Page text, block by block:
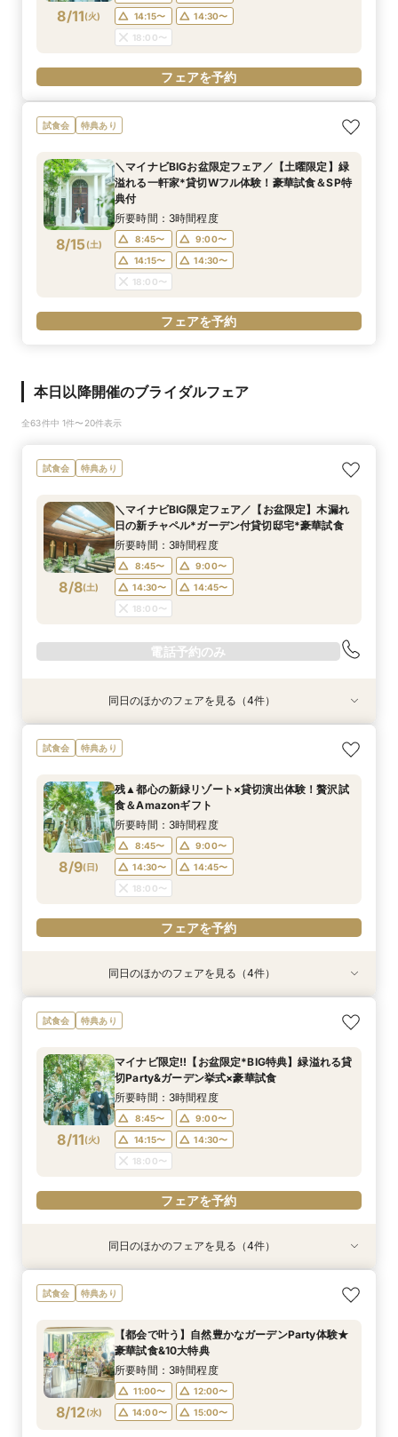
8/11(火)
14:15〜
14:30〜
18:00〜
フェアを予約
試食会 特典あり
8/15(土)
＼マイナビBIGお盆限定フェア／【土曜限定】緑
溢れる一軒家*貸切Wフル体験！豪華試食＆SP特
典付
所要時間：3時間程度
8:45〜
9:00〜
14:15〜
14:30〜
18:00〜
フェアを予約
本日以降開催のブライダルフェア
全63件中 1件〜20件表示
試食会 特典あり
8/8(土)
＼マイナビBIG限定フェア／【お盆限定】木漏れ
日の新チャペル*ガーデン付貸切邸宅*豪華試食
所要時間：3時間程度
8:45〜
9:00〜
14:30〜
14:45〜
18:00〜
電話予約のみ
特典あり 動画あり
8/8(土)
【ガーデン挙式希望の方】都心で叶う海外ウエ
ディング体感×試食
8:45〜
9:00〜
14:30〜
14:45〜
18:00〜
電話予約のみ
特典あり
8/8(土)
初見学でも安心◎「即決なし」アップ額が少ない
新プラン×試食付
8:45〜
9:00〜
14:30〜
14:45〜
18:00〜
電話予約のみ
特典あり
8/8(土)
【料理ランクUP特典付】シェフ渾身和牛コース
試食×料理演出体験
8:45〜
9:00〜
14:30〜
14:45〜
18:00〜
電話予約のみ
特典あり
8/8(土)
≪大好評！ペットとの結婚式≫ペットも安心まる
ごと相談*特典付
8:45〜
9:00〜
14:30〜
14:45〜
18:00〜
電話予約のみ
同日のほかのフェアを見る（4件）
試食会 特典あり
8/9(日)
残▲都心の新緑リゾート×貸切演出体験！贅沢試
食＆Amazonギフト
所要時間：3時間程度
8:45〜
9:00〜
14:30〜
14:45〜
18:00〜
フェアを予約
特典あり 動画あり
8/9(日)
【ガーデン挙式希望の方】都心で叶う海外ウエ
ディング体感×試食
8:45〜
9:00〜
14:30〜
14:45〜
18:00〜
フェアを予約
特典あり
8/9(日)
初見学でも安心◎「即決なし」アップ額が少ない
新プラン×試食付
8:45〜
9:00〜
14:30〜
14:45〜
18:00〜
フェアを予約
特典あり
8/9(日)
【料理ランクUP特典付】シェフ渾身和牛コース
試食×料理演出体験
8:45〜
9:00〜
14:30〜
14:45〜
18:00〜
フェアを予約
特典あり
8/9(日)
≪大好評！ペットとの結婚式≫ペットも安心まる
ごと相談*特典付
8:45〜
9:00〜
14:30〜
14:45〜
18:00〜
フェアを予約
同日のほかのフェアを見る（4件）
試食会 特典あり
8/11(火)
マイナビ限定!!【お盆限定*BIG特典】緑溢れる貸
切Party&ガーデン挙式×豪華試食
所要時間：3時間程度
8:45〜
9:00〜
14:15〜
14:30〜
18:00〜
フェアを予約
特典あり
8/11(火)
初見学でも安心◎「即決なし」アップ額が少ない
新プラン×試食付
8:45〜
9:00〜
14:15〜
14:30〜
18:00〜
特典あり
8/11(火)
≪大好評！ペットとの結婚式≫ペットも安心まる
ごと相談*特典付
8:45〜
9:00〜
14:15〜
14:30〜
18:00〜
特典あり
8/11(火)
【料理ランクUP特典付】シェフ渾身和牛コース
試食×料理演出体験
8:45〜
9:00〜
14:15〜
14:30〜
18:00〜
特典あり
8/11(火)
【ガーデン挙式希望の方】都心で叶う海外ウエ
ディング体感×試食
8:45〜
9:00〜
14:15〜
14:30〜
18:00〜
同日のほかのフェアを見る（4件）
試食会 特典あり
8/12(水)
【都会で叶う】自然豊かなガーデンParty体験★
豪華試食&10大特典
所要時間：3時間程度
11:00〜
12:00〜
14:00〜
15:00〜